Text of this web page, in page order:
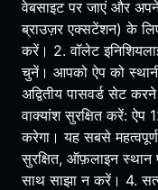
वेबसाइट पर जाएं और
ब्राउज़र एक्सटेंशन) के
करें। 2. वॉलेट
चुनें। आपको ऐप को
अद्वितीय पासवर्ड सेट
वाक्यांश सुरक्षित करें: ऐप
करेगा। यह सबसे
सुरक्षित, ऑफ़लाइन
साथ साझा न करें। 4.